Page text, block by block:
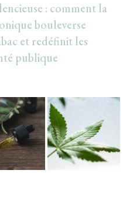
: comment la
bouleverse
et redéfinit les
publique